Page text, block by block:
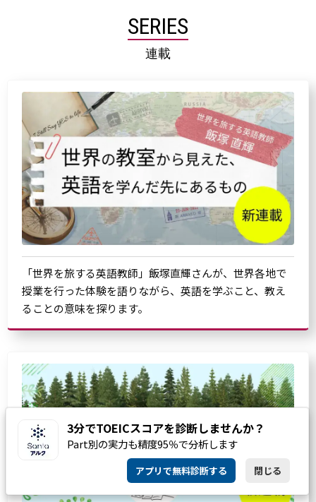
SERIES
連載
「世界を旅する英語教師」飯塚直輝さんが、世界各地で
授業を行った体験を語りながら、英語を学ぶこと、教え
ることの意味を探ります。
3分でTOEICスコアを診断しませんか？
Part別の実力も精度95％で分析します
アプリで無料診断する 閉じる